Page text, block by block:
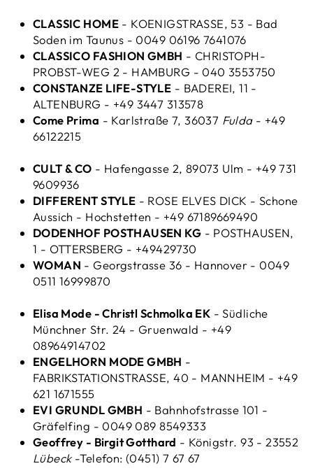
CLASSIC HOME- KOENIGSTRASSE, 53 - Bad
Soden im Taunus - 0049 06196 7641076
CLASSICO FASHION GMBH - CHRISTOPH-
PROBST-WEG 2 - HAMBURG - 040 3553750
CONSTANZE LIFE-STYLE - BADEREI, 11 -
ALTENBURG - +49 3447 313578
Come Prima - Karlstraße 7, 36037 Fulda- +49
66122215
CULT & CO - Hafengasse 2, 89073 Ulm - +49 731
9609936
DIFFERENT STYLE - ROSE ELVES DICK - Schone
Aussich - Hochstetten - +49 67189669490
DODENHOF POSTHAUSEN KG - POSTHAUSEN,
1 - OTTERSBERG - +49429730
WOMAN - Georgstrasse 36 - Hannover - 0049
0511 16999870
Elisa Mode - Christl Schmolka EK - Südliche
Münchner Str. 24 - Gruenwald - +49
08964914702
ENGELHORN MODE GMBH -
FABRIKSTATIONSTRASSE, 40 - MANNHEIM - +49
621 1671555
EVI GRUNDL GMBH - Bahnhofstrasse 101 -
Gräfelfing - 0049 089 8549333
Geoffrey - Birgit Gotthard - Königstr. 93 - 23552
Lübeck-Telefon: (0451) 7 67 67